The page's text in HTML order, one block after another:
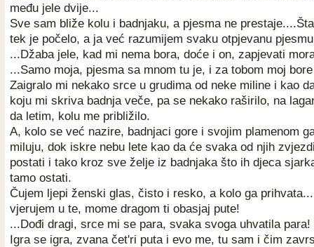
među jele dvije...
Sve sam bliže kolu i badnjaku, a pjesma ne
tek je počelo, a ja već razumijem svaku otpjevanu
...Džaba jele, kad mi nema bora, doće i on, zapjevati
...Samo moja, pjesma sa mnom tu je, i za tobom moj
Zaigralo mi nekako srce u grudima od neke miline i kao
koju mi skriva badnja veče, pa se nekako raširilo, na
da letim, kolu me približilo.
A, kolo se već nazire, badnjaci gore i svojim plamenom
miluju, dok iskre nebu lete kao da će svaka od njih
postati i tako kroz sve želje iz badnjaka što ih djeca
tamo ostati.
Čujem ljepi ženski glas, čisto i resko, a kolo ga
vjerujem u te, mome dragom ti obasjaj pute!
...Dođi dragi, srce mi se para, svaka svoga uhvatila para!
Igra se igra, zvana čet'ri puta i evo me, tu sam i čim